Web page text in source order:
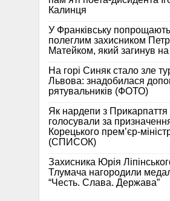
Калинця
У Франківську
полеглим захисником
Матейком, який загинув
На горі Синяк стало зле
Львова: знадобилася
рятувальників (ФОТО)
Як нардепи з Прикарпаття
голосували за
Корецького прем’єр-
(СПИСОК)
Захисника Юрія
Тлумача нагородили
“Честь. Слава. Держава”